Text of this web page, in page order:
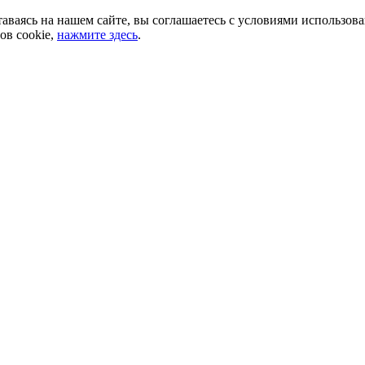
на нашем сайте, вы соглашаетесь с условиями
cookie, нажмите здесь.